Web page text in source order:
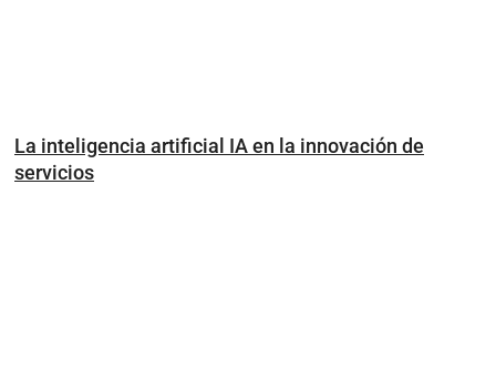
La inteligencia artificial IA en la innovación de
servicios